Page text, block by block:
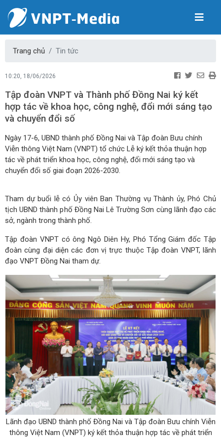
Trang chủ Tin tức
10:20, 18/06/2026
Tập đoàn VNPT và Thành phố Đồng Nai ký kết
hợp tác về khoa học, công nghệ, đổi mới sáng tạo
và chuyển đổi số
Ngày 17-6, UBND thành phố Đồng Nai và Tập đoàn Bưu chính
Viễn thông Việt Nam (VNPT) tổ chức Lễ ký kết thỏa thuận hợp
tác về phát triển khoa học, công nghệ, đổi mới sáng tạo và
chuyển đổi số giai đoạn 2026-2030.
Tham dự buổi lễ có Ủy viên Ban Thường vụ Thành ủy, Phó Chủ
tịch UBND thành phố Đồng Nai Lê Trường Sơn cùng lãnh đạo các
sở, ngành trong thành phố.
Tập đoàn VNPT có ông Ngô Diên Hy, Phó Tổng Giám đốc Tập
đoàn cùng đại diện các đơn vị trực thuộc Tập đoàn VNPT, lãnh
đạo VNPT Đồng Nai tham dự.
Lãnh đạo UBND thành phố Đồng Nai và Tập đoàn Bưu chính Viễn
thông Việt Nam (VNPT) ký kết thỏa thuận hợp tác về phát triển